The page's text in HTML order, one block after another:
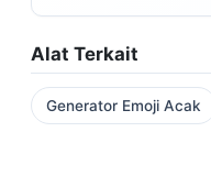
Alat Terkait
Generator Emoji Acak